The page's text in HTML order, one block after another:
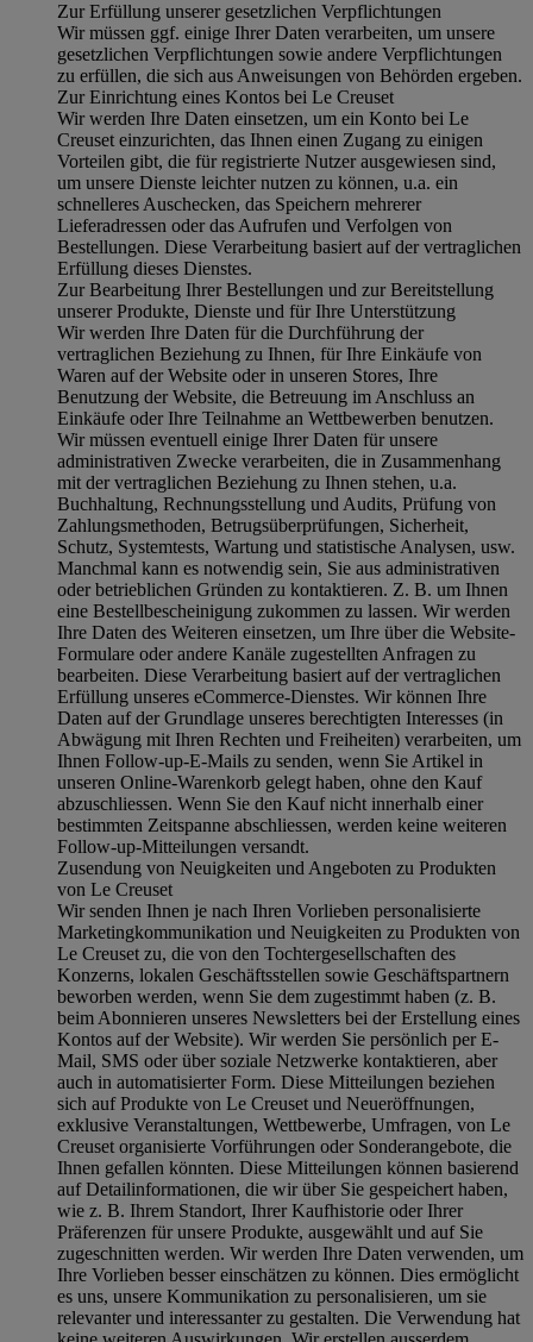
Zur Erfüllung unserer gesetzlichen Verpflichtungen
Wir müssen ggf. einige Ihrer Daten verarbeiten, um unsere
gesetzlichen Verpflichtungen sowie andere Verpflichtungen
zu erfüllen, die sich aus Anweisungen von Behörden ergeben.
Zur Einrichtung eines Kontos bei Le Creuset
Wir werden Ihre Daten einsetzen, um ein Konto bei Le
Creuset einzurichten, das Ihnen einen Zugang zu einigen
Vorteilen gibt, die für registrierte Nutzer ausgewiesen sind,
um unsere Dienste leichter nutzen zu können, u.a. ein
schnelleres Auschecken, das Speichern mehrerer
Lieferadressen oder das Aufrufen und Verfolgen von
Bestellungen. Diese Verarbeitung basiert auf der vertraglichen
Erfüllung dieses Dienstes.
Zur Bearbeitung Ihrer Bestellungen und zur Bereitstellung
unserer Produkte, Dienste und für Ihre Unterstützung
Wir werden Ihre Daten für die Durchführung der
vertraglichen Beziehung zu Ihnen, für Ihre Einkäufe von
Waren auf der Website oder in unseren Stores, Ihre
Benutzung der Website, die Betreuung im Anschluss an
Einkäufe oder Ihre Teilnahme an Wettbewerben benutzen.
Wir müssen eventuell einige Ihrer Daten für unsere
administrativen Zwecke verarbeiten, die in Zusammenhang
mit der vertraglichen Beziehung zu Ihnen stehen, u.a.
Buchhaltung, Rechnungsstellung und Audits, Prüfung von
Zahlungsmethoden, Betrugsüberprüfungen, Sicherheit,
Schutz, Systemtests, Wartung und statistische Analysen, usw.
Manchmal kann es notwendig sein, Sie aus administrativen
oder betrieblichen Gründen zu kontaktieren. Z. B. um Ihnen
eine Bestellbescheinigung zukommen zu lassen. Wir werden
Ihre Daten des Weiteren einsetzen, um Ihre über die Website-
Formulare oder andere Kanäle zugestellten Anfragen zu
bearbeiten. Diese Verarbeitung basiert auf der vertraglichen
Erfüllung unseres eCommerce-Dienstes. Wir können Ihre
Daten auf der Grundlage unseres berechtigten Interesses (in
Abwägung mit Ihren Rechten und Freiheiten) verarbeiten, um
Ihnen Follow-up-E-Mails zu senden, wenn Sie Artikel in
unseren Online-Warenkorb gelegt haben, ohne den Kauf
abzuschliessen. Wenn Sie den Kauf nicht innerhalb einer
bestimmten Zeitspanne abschliessen, werden keine weiteren
Follow-up-Mitteilungen versandt.
Zusendung von Neuigkeiten und Angeboten zu Produkten
von Le Creuset
Wir senden Ihnen je nach Ihren Vorlieben personalisierte
Marketingkommunikation und Neuigkeiten zu Produkten von
Le Creuset zu, die von den Tochtergesellschaften des
Konzerns, lokalen Geschäftsstellen sowie Geschäftspartnern
beworben werden, wenn Sie dem zugestimmt haben (z. B.
beim Abonnieren unseres Newsletters bei der Erstellung eines
Kontos auf der Website). Wir werden Sie persönlich per E-
Mail, SMS oder über soziale Netzwerke kontaktieren, aber
auch in automatisierter Form. Diese Mitteilungen beziehen
sich auf Produkte von Le Creuset und Neueröffnungen,
exklusive Veranstaltungen, Wettbewerbe, Umfragen, von Le
Creuset organisierte Vorführungen oder Sonderangebote, die
Ihnen gefallen könnten. Diese Mitteilungen können basierend
auf Detailinformationen, die wir über Sie gespeichert haben,
wie z. B. Ihrem Standort, Ihrer Kaufhistorie oder Ihrer
Präferenzen für unsere Produkte, ausgewählt und auf Sie
zugeschnitten werden. Wir werden Ihre Daten verwenden, um
Ihre Vorlieben besser einschätzen zu können. Dies ermöglicht
es uns, unsere Kommunikation zu personalisieren, um sie
relevanter und interessanter zu gestalten. Die Verwendung hat